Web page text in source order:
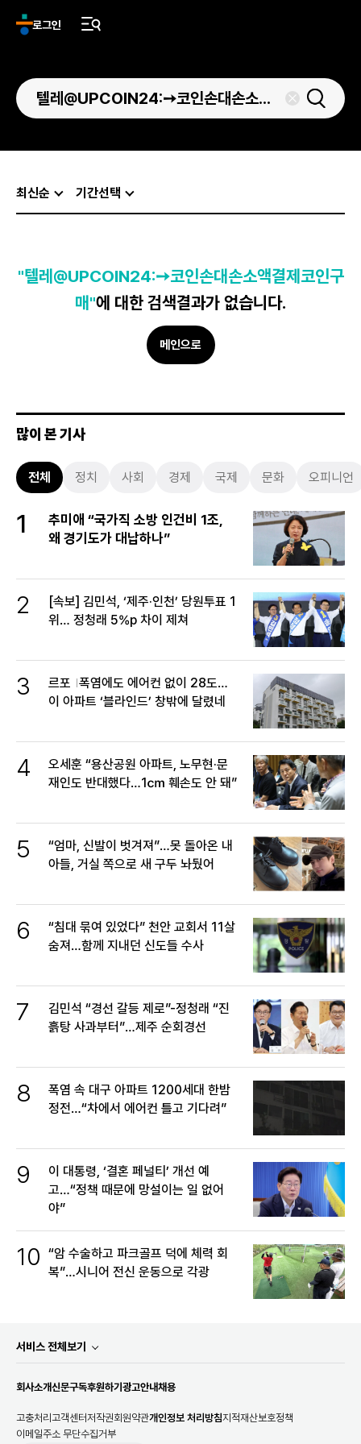
로그인
최신순 기간선택
"텔레@UPCOIN24:➙코인손대손소액결제코인구
매"에 대한 검색결과가 없습니다.
메인으로
많이 본 기사
전체 정치 사회 경제 국제 문화 오피니언
1
추미애 “국가직 소방 인건비 1조,
왜 경기도가 대납하나”
2
[속보] 김민석, ‘제주·인천’ 당원투표 1
위… 정청래 5%p 차이 제쳐
3 르포 폭염에도 에어컨 없이 28도…
이 아파트 ‘블라인드’ 창밖에 달렸네
4
오세훈 “용산공원 아파트, 노무현·문
재인도 반대했다…1㎝ 훼손도 안 돼”
5
“엄마, 신발이 벗겨져”…못 돌아온 내
아들, 거실 쪽으로 새 구두 놔뒀어
6
“침대 묶여 있었다” 천안 교회서 11살
숨져…함께 지내던 신도들 수사
7
김민석 “경선 갈등 제로”-정청래 “진
흙탕 사과부터”…제주 순회경선
8
폭염 속 대구 아파트 1200세대 한밤
정전…“차에서 에어컨 틀고 기다려”
9
이 대통령, ‘결혼 페널티’ 개선 예
고…“정책 때문에 망설이는 일 없어
야”
10 “암 수술하고 파크골프 덕에 체력 회
복”…시니어 전신 운동으로 각광
서비스 전체보기
회사소개신문구독후원하기 광고안내채용
고충처리 고객센터저작권회원약관개인정보 처리방침지적재산보호정책
이메일주소 무단수집거부